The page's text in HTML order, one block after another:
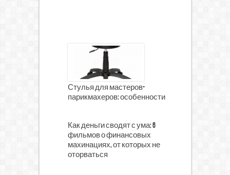
Стулья для мастеров-
парикмахеров: особенности
Как деньги сводят с ума: 6
фильмов о финансовых
махинациях, от которых не
оторваться